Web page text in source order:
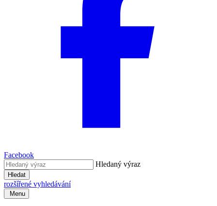
Facebook
Hledaný výraz
Hledat
rozšířené vyhledávání
Menu